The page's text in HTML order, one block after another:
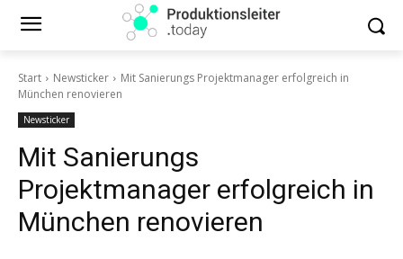
Start Newsticker
Mit Sanierungs Projektmanager erfolgreich in
München renovieren
Newsticker
Mit Sanierungs
Projektmanager erfolgreich in
München renovieren